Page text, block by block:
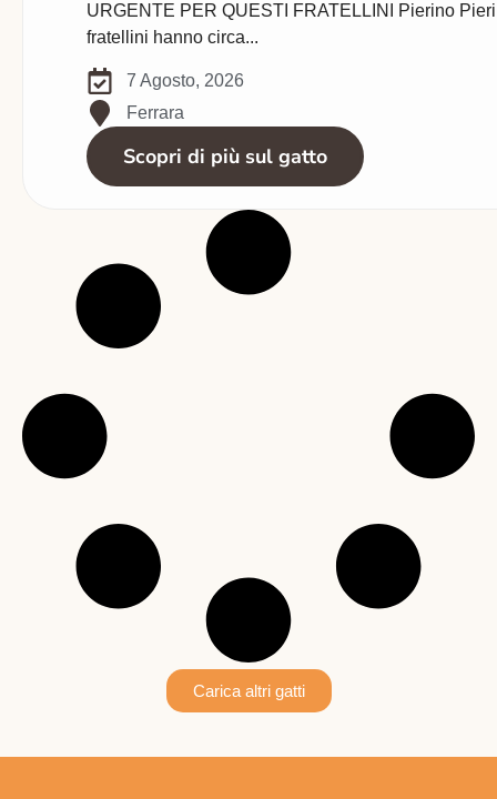
URGENTE PER QUESTI FRATELLINI Pierino
fratellini hanno circa...
7 Agosto, 2026
Ferrara
Scopri di più sul gatto
Carica altri gatti